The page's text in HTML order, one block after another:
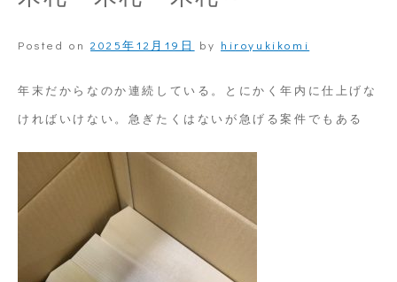
Posted on 2025年12月19日 by hiroyukikomi
年末だからなのか連続している。とにかく年内に仕上げな
ければいけない。急ぎたくはないが急げる案件でもある